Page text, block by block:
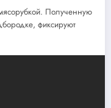
Полученную
фиксируют